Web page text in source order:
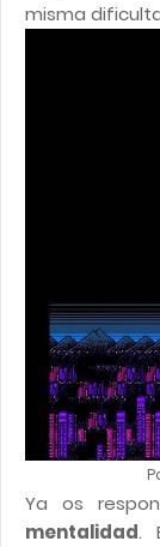
misma
Ya os
mentalidad.